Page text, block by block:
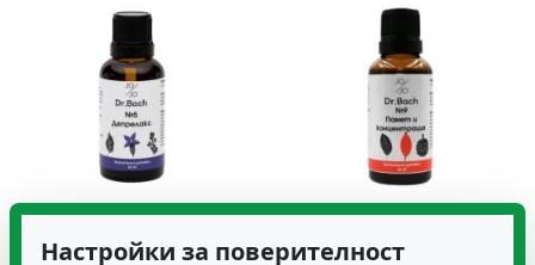
Капките на Доктор Бах №
Настройки за поверителност